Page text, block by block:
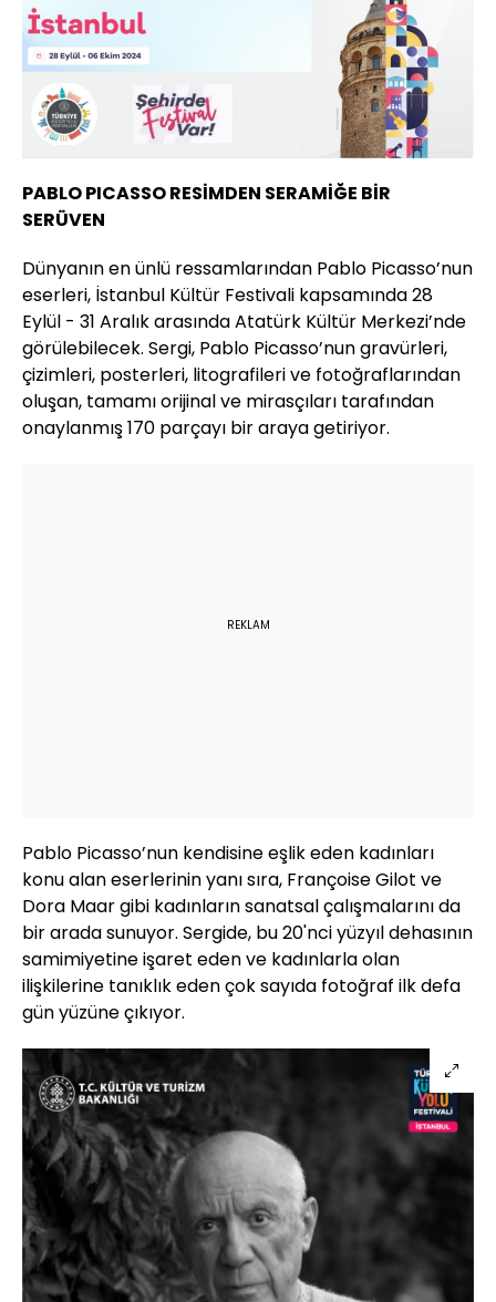
PABLO PICASSO RESİMDEN SERAMİĞE BİR
SERÜVEN
Dünyanın en ünlü ressamlarından Pablo Picasso’nun
eserleri, İstanbul Kültür Festivali kapsamında 28
Eylül - 31 Aralık arasında Atatürk Kültür Merkezi’nde
görülebilecek. Sergi, Pablo Picasso’nun gravürleri,
çizimleri, posterleri, litografileri ve fotoğraflarından
oluşan, tamamı orijinal ve mirasçıları tarafından
onaylanmış 170 parçayı bir araya getiriyor.
REKLAM
Pablo Picasso’nun kendisine eşlik eden kadınları
konu alan eserlerinin yanı sıra, Françoise Gilot ve
Dora Maar gibi kadınların sanatsal çalışmalarını da
bir arada sunuyor. Sergide, bu 20'nci yüzyıl dehasının
samimiyetine işaret eden ve kadınlarla olan
ilişkilerine tanıklık eden çok sayıda fotoğraf ilk defa
gün yüzüne çıkıyor.